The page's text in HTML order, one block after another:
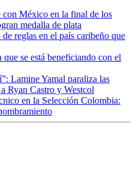
con México en la final de los
medalla de plata
reglas en el país caribeño que
se está beneficiando con el
Lamine Yamal paraliza las
Ryan Castro y Westcol
en la Selección Colombia: